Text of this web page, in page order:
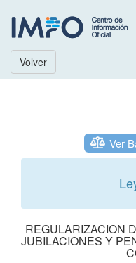
Volver
Ver
REGULARIZACION
JUBILACIONES Y